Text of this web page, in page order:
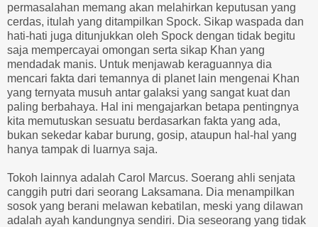
permasalahan memang akan melahirkan keputusan yang
cerdas, itulah yang ditampilkan Spock. Sikap waspada dan
hati-hati juga ditunjukkan oleh Spock dengan tidak begitu
saja mempercayai omongan serta sikap Khan yang
mendadak manis. Untuk menjawab keraguannya dia
mencari fakta dari temannya di planet lain mengenai Khan
yang ternyata musuh antar galaksi yang sangat kuat dan
paling berbahaya. Hal ini mengajarkan betapa pentingnya
kita memutuskan sesuatu berdasarkan fakta yang ada,
bukan sekedar kabar burung, gosip, ataupun hal-hal yang
hanya tampak di luarnya saja.
Tokoh lainnya adalah Carol Marcus. Soerang ahli senjata
canggih putri dari seorang Laksamana. Dia menampilkan
sosok yang berani melawan kebatilan, meski yang dilawan
adalah ayah kandungnya sendiri. Dia seseorang yang tidak